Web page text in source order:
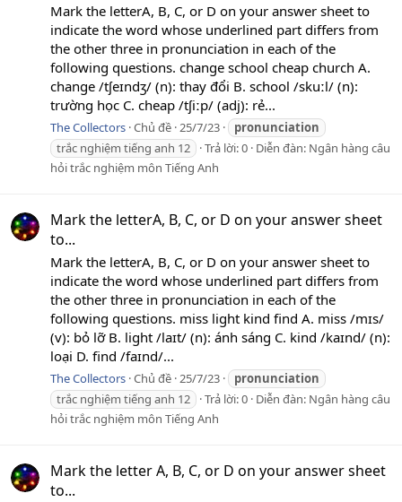
Mark the letterA, B, C, or D on your answer sheet to
indicate the word whose underlined part differs from
the other three in pronunciation in each of the
following questions. change school cheap church A.
change /tʃeɪndʒ/ (n): thay đổi B. school /skuːl/ (n):
trường học C. cheap /tʃiːp/ (adj): rẻ...
The Collectors Chủ đề 25/7/23
pronunciation
trắc nghiệm tiếng anh 12
Trả lời: 0 Diễn đàn: Ngân hàng câu
hỏi trắc nghiệm môn Tiếng Anh
Mark the letterA, B, C, or D on your answer sheet
to...
Mark the letterA, B, C, or D on your answer sheet to
indicate the word whose underlined part differs from
the other three in pronunciation in each of the
following questions. miss light kind find A. miss /mɪs/
(v): bỏ lỡ B. light /laɪt/ (n): ánh sáng C. kind /kaɪnd/ (n):
loại D. find /faɪnd/...
The Collectors Chủ đề 25/7/23
pronunciation
trắc nghiệm tiếng anh 12
Trả lời: 0 Diễn đàn: Ngân hàng câu
hỏi trắc nghiệm môn Tiếng Anh
Mark the letter A, B, C, or D on your answer sheet
to...